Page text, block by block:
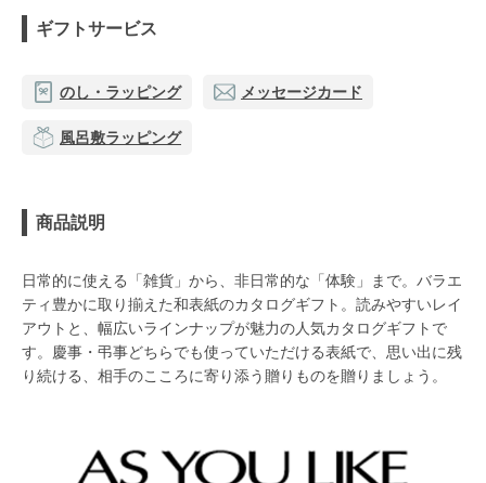
ギフトサービス
のし・ラッピング メッセージカード
風呂敷ラッピング
商品説明
日常的に使える「雑貨」から、非日常的な「体験」まで。バラエ
ティ豊かに取り揃えた和表紙のカタログギフト。読みやすいレイ
アウトと、幅広いラインナップが魅力の人気カタログギフトで
す。慶事・弔事どちらでも使っていただける表紙で、思い出に残
り続ける、相手のこころに寄り添う贈りものを贈りましょう。